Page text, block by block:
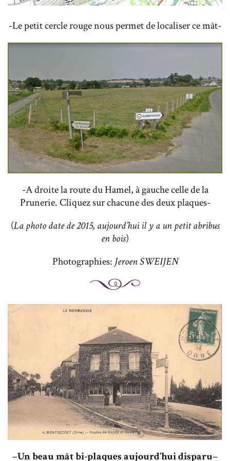
-Le petit cercle rouge nous permet de localiser ce mât-
-A droite la route du Hamel, à gauche celle de la
Prunerie. Cliquez sur chacune des deux plaques-
(La photo date de 2015, aujourd’hui il y a un petit abribus
en bois)
Photographies: Jeroen SWEIJEN
–Un beau mât bi-plaques aujourd’hui disparu–